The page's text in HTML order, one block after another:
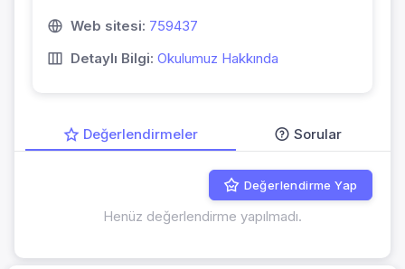
Web sitesi: 759437
Detaylı Bilgi: Okulumuz Hakkında
Değerlendirmeler Sorular
Değerlendirme Yap
Henüz değerlendirme yapılmadı.